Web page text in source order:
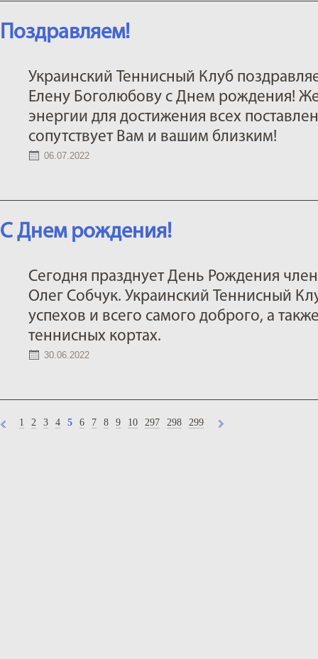
Поздравляем!
Украинский Теннисный Клуб
Елену Боголюбову с Днем рождения!
энергии для достижения всех
сопутствует Вам и вашим близким!
06.07.2022
С Днем рождения!
Сегодня празднует День Рождения
Олег Собчук. Украинский Теннисный
успехов и всего самого доброго, а
теннисных кортах.
30.06.2022
1 2 3 4 5 6 7 8 9 10 297 298 299